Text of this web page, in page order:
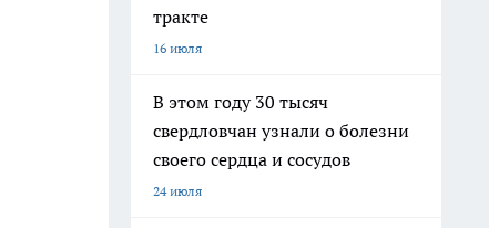
тракте
16 июля
В этом году 30 тысяч
свердловчан узнали о болезни
своего сердца и сосудов
24 июля